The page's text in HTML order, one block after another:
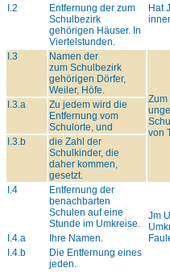
I.2
Entfernung der zum
Schulbezirk
gehörigen Häuser. In
Viertelstunden.
Hat
I.3
Namen der
zum Schulbezirk
gehörigen Dörfer,
Weiler, Höfe.
Zum
von
I.3.a
Zu jedem wird die
Entfernung vom
Schulorte, und
I.3.b
die Zahl der
Schulkinder, die
daher kommen,
gesetzt.
I.4
Entfernung der
benachbarten
Schulen auf eine
Stunde im Umkreise.
Jm
I.4.a
Ihre Namen.
I.4.b
Die Entfernung eines
jeden.